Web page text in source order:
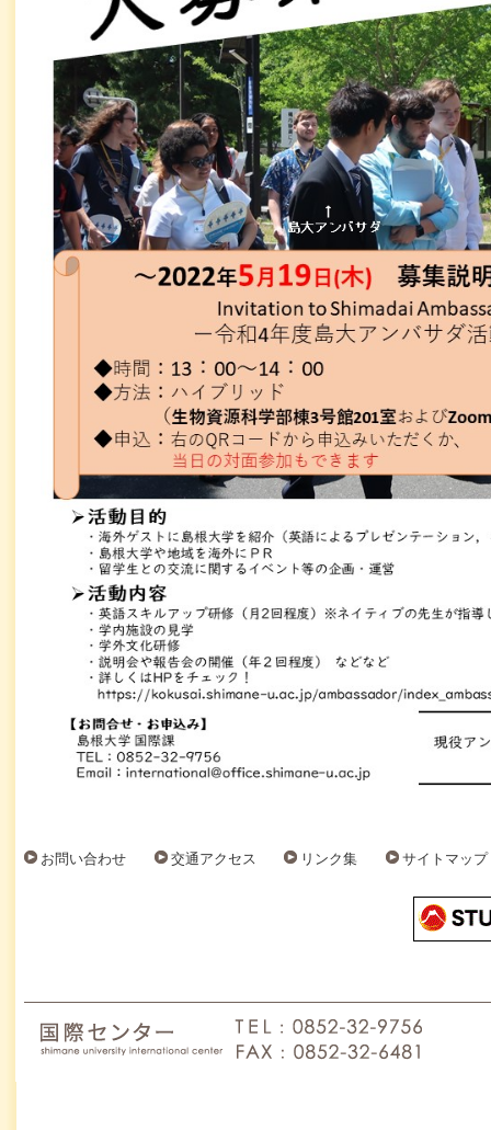
お問い合わせ 交通アクセス リンク集 サイトマップ